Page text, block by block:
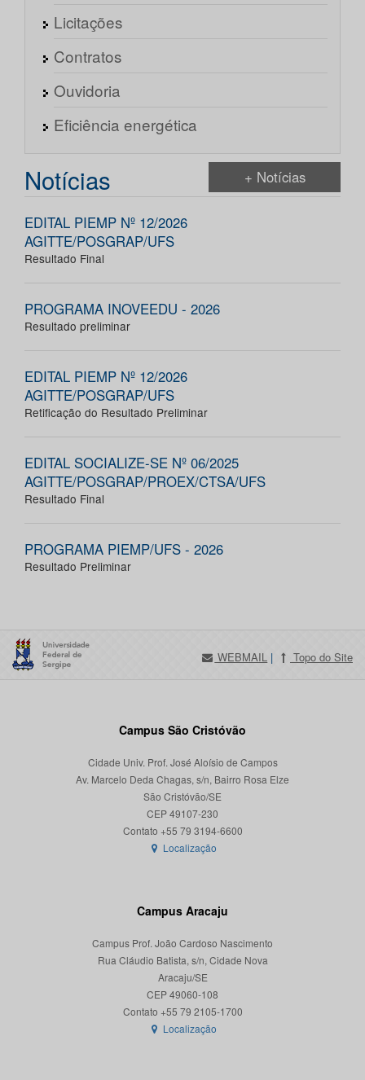
Licitações
Contratos
Ouvidoria
Eficiência energética
Notícias + Notícias
EDITAL PIEMP Nº 12/2026
AGITTE/POSGRAP/UFS
Resultado Final
PROGRAMA INOVEEDU - 2026
Resultado preliminar
EDITAL PIEMP Nº 12/2026
AGITTE/POSGRAP/UFS
Retificação do Resultado Preliminar
EDITAL SOCIALIZE-SE Nº 06/2025
AGITTE/POSGRAP/PROEX/CTSA/UFS
Resultado Final
PROGRAMA PIEMP/UFS - 2026
Resultado Preliminar
WEBMAIL | Topo do Site
Campus São Cristóvão
Cidade Univ. Prof. José Aloísio de Campos
Av. Marcelo Deda Chagas, s/n, Bairro Rosa Elze
São Cristóvão/SE
CEP 49107-230
Localização
Campus Aracaju
Campus Prof. João Cardoso Nascimento
Rua Cláudio Batista, s/n, Cidade Nova
Aracaju/SE
CEP 49060-108
Localização